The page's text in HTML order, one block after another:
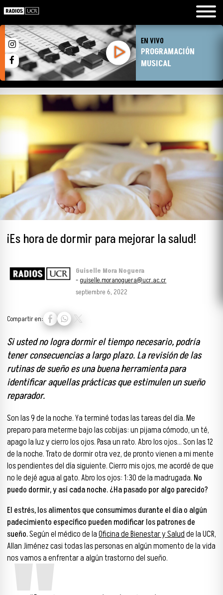
EN VIVO
PROGRAMACIÓN
MUSICAL
¡Es hora de dormir para mejorar la salud!
Guiselle Mora Noguera
- guiselle.moranoguera@ucr.ac.cr
septiembre 6, 2022
Compartir en:
Si usted no logra dormir el tiempo necesario, podría
tener consecuencias a largo plazo. La revisión de las
rutinas de sueño es una buena herramienta para
identificar aquellas prácticas que estimulen un sueño
reparador.
Son las 9 de la noche. Ya terminé todas las tareas del día. Me
preparo para meterme bajo las cobijas: un pijama cómodo, un té,
apago la luz y cierro los ojos. Pasa un rato. Abro los ojos… Son las 12
de la noche. Trato de dormir otra vez, de pronto vienen a mi mente
los pendientes del día siguiente. Cierro mis ojos, me acordé de que
no le dejé agua al gato. Abro los ojos: 1:30 de la madrugada. No
puedo dormir, y así cada noche. ¿Ha pasado por algo parecido?
El estrés, los alimentos que consumimos durante el día o algún
padecimiento específico pueden modificar los patrones de
sueño.Según el médico de laOficina de Bienestar y Saludde la UCR,
Allan Jiménez casi todas las personas en algún momento de la vida
nos vamos a enfrentar a algún trastorno del sueño.